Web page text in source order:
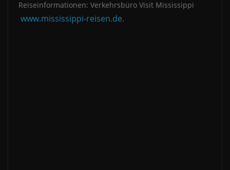
Reiseinformationen: Verkehrsbüro Visit Mississippi
www.mississippi-reisen.de.